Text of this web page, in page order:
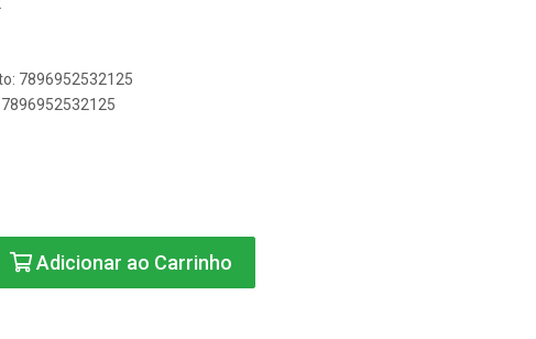
7896952532125
Adicionar ao Carrinho